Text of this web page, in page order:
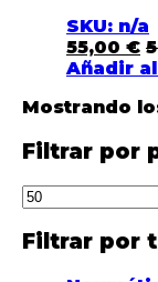
SKU: n/a
55,00 €
Añadir
Mostrando
Filtrar por
Filtrar por